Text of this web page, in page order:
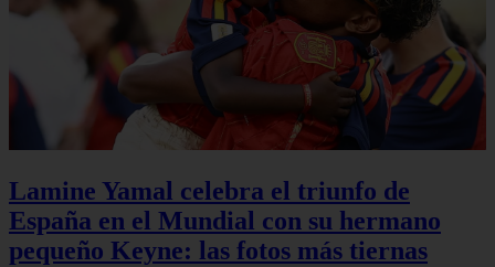
Lamine Yamal celebra el triunfo de
España en el Mundial con su hermano
pequeño Keyne: las fotos más tiernas